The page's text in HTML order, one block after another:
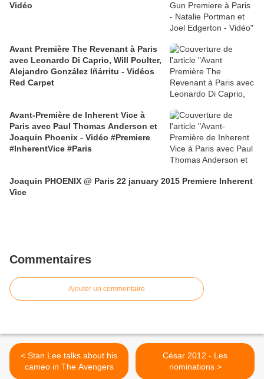
Vidéo
Avant Première The Revenant à Paris
avec Leonardo Di Caprio, Will Poulter,
Alejandro González Iñárritu - Vidéos
Red Carpet
Avant-Première de Inherent Vice à
Paris avec Paul Thomas Anderson et
Joaquin Phoenix - Vidéo #Premiere
#InherentVice #Paris
Joaquin PHOENIX @ Paris 22 january 2015 Premiere Inherent
Vice
Commentaires
Ajouter un commentaire
< Stan Lee talks about his
cameo in The Avengers
César 2012 - Les
nominations >